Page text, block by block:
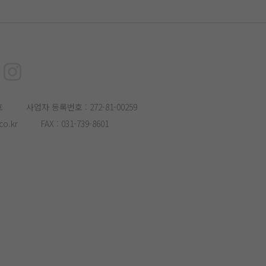
사업자 등록번호 : 272-81-00259
FAX : 031-739-8601